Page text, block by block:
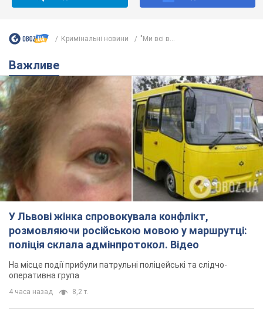
У Львові жінка спровокувала конфлікт,
розмовляючи російською мовою у маршрутці:
поліція склала адмінпротокол. Відео
На місце події прибули патрульні поліцейські та слідчо-
оперативна група
8,2 т.
"Воюють, бо дурні": у Чернівцях
водій автобуса зневажив
українських військових і поплатився.
Відео
та образ військових